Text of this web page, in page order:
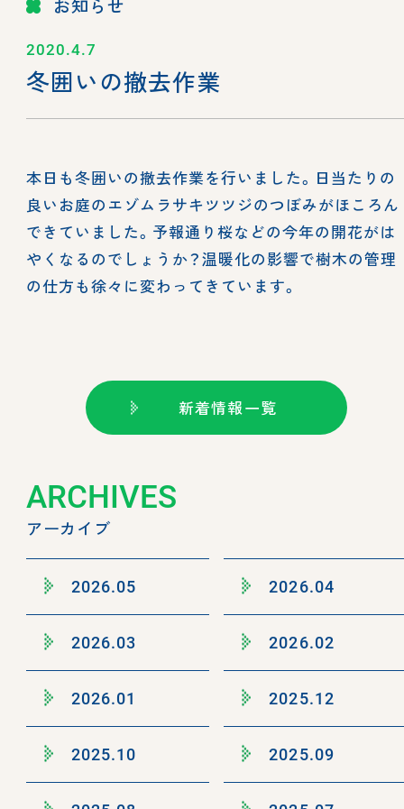
お知らせ
2020.4.7
冬囲いの撤去作業
本日も冬囲いの撤去作業を行いました。日当たりの
良いお庭のエゾムラサキツツジのつぼみがほころん
できていました。予報通り桜などの今年の開花がは
やくなるのでしょうか？温暖化の影響で樹木の管理
の仕方も徐々に変わってきています。
新着情報一覧
ARCHIVES
アーカイブ
2026.05 2026.04
2026.03 2026.02
2026.01 2025.12
2025.10 2025.09